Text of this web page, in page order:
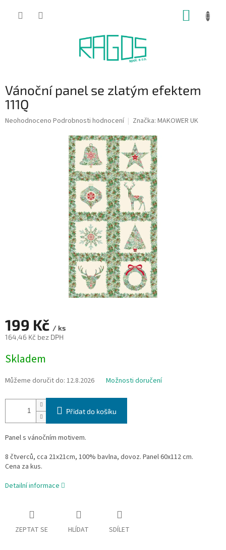
Vánoční panel se zlatým efektem
111Q
Průměrné
Neohodnoceno Podrobnosti hodnocení Značka: MAKOWER UK
199 Kč / ks
164,46 Kč bez DPH
cena:
Skladem
Můžeme doručit do: 12.8.2026 Možnosti doručení
Přidat do košíku
Panel s vánočním motivem.
8 čtverců, cca 21x21cm, 100% bavlna, dovoz. Panel 60x112 cm.
Cena za kus.
Detailní informace
ZEPTAT SE HLÍDAT SDÍLET